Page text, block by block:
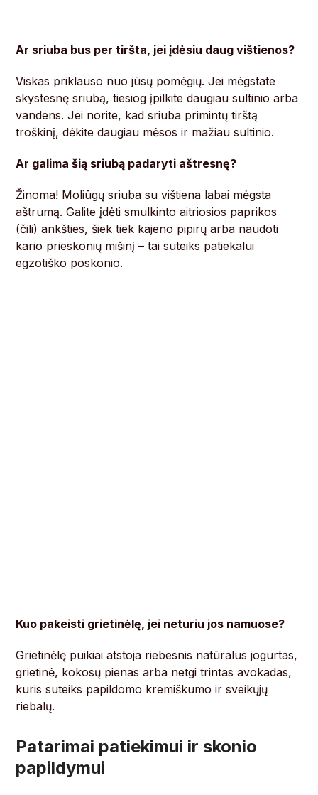
Ar sriuba bus per tiršta, jei įdėsiu daug vištienos?
Viskas priklauso nuo jūsų pomėgių. Jei mėgstate
skystesnę sriubą, tiesiog įpilkite daugiau sultinio arba
vandens. Jei norite, kad sriuba primintų tirštą
troškinį, dėkite daugiau mėsos ir mažiau sultinio.
Ar galima šią sriubą padaryti aštresnę?
Žinoma! Moliūgų sriuba su vištiena labai mėgsta
aštrumą. Galite įdėti smulkinto aitriosios paprikos
(čili) ankšties, šiek tiek kajeno pipirų arba naudoti
kario prieskonių mišinį – tai suteiks patiekalui
egzotiško poskonio.
Kuo pakeisti grietinėlę, jei neturiu jos namuose?
Grietinėlę puikiai atstoja riebesnis natūralus jogurtas,
grietinė, kokosų pienas arba netgi trintas avokadas,
kuris suteiks papildomo kremiškumo ir sveikųjų
riebalų.
Patarimai patiekimui ir skonio
papildymui